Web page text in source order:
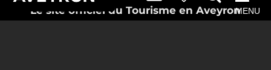
Le site officiel du Tourisme en AveyronMENU